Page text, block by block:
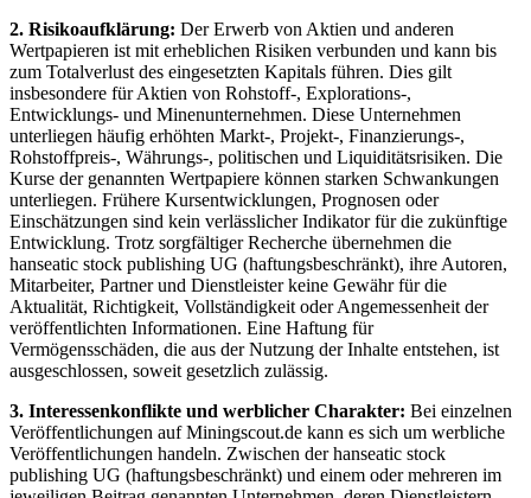
2. Risikoaufklärung: Der Erwerb von Aktien und anderen
Wertpapieren ist mit erheblichen Risiken verbunden und kann bis
zum Totalverlust des eingesetzten Kapitals führen. Dies gilt
insbesondere für Aktien von Rohstoff-, Explorations-,
Entwicklungs- und Minenunternehmen. Diese Unternehmen
unterliegen häufig erhöhten Markt-, Projekt-, Finanzierungs-,
Rohstoffpreis-, Währungs-, politischen und Liquiditätsrisiken. Die
Kurse der genannten Wertpapiere können starken Schwankungen
unterliegen. Frühere Kursentwicklungen, Prognosen oder
Einschätzungen sind kein verlässlicher Indikator für die zukünftige
Entwicklung. Trotz sorgfältiger Recherche übernehmen die
hanseatic stock publishing UG (haftungsbeschränkt), ihre Autoren,
Mitarbeiter, Partner und Dienstleister keine Gewähr für die
Aktualität, Richtigkeit, Vollständigkeit oder Angemessenheit der
veröffentlichten Informationen. Eine Haftung für
Vermögensschäden, die aus der Nutzung der Inhalte entstehen, ist
ausgeschlossen, soweit gesetzlich zulässig.
3. Interessenkonflikte und werblicher Charakter: Bei einzelnen
Veröffentlichungen auf Miningscout.de kann es sich um werbliche
Veröffentlichungen handeln. Zwischen der hanseatic stock
publishing UG (haftungsbeschränkt) und einem oder mehreren im